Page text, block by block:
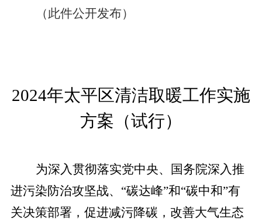
（此件公开发布）
2024年太平区清洁取暖工作实施
方案（试行）
为深入贯彻落实党中央、国务院深入推
进污染防治攻坚战、 “碳达峰”和“碳中和”有
关决策部署，促进减污降碳，改善大气生态